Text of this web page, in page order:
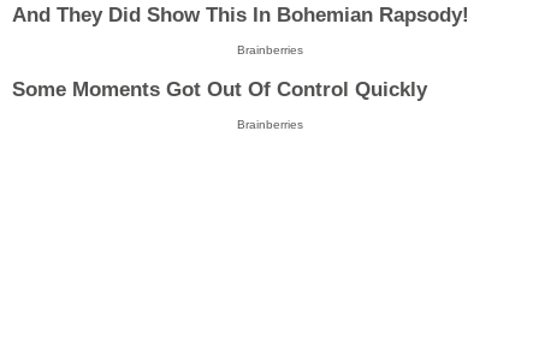
And They Did Show This In Bohemian Rapsody!
Brainberries
Some Moments Got Out Of Control Quickly
Brainberries